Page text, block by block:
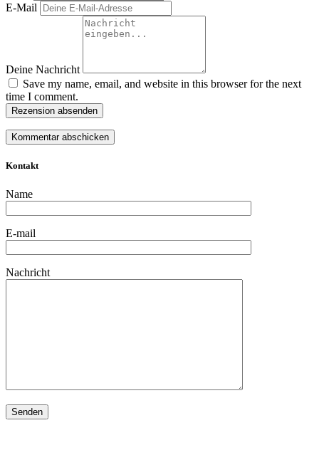
E-Mail
Deine Nachricht
Save my name, email, and website in this browser for the next
time I comment.
Rezension absenden
Kontakt
Name
E-mail
Nachricht